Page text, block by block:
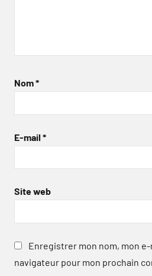
Nom*
E-mail *
Site web
Enregistrer mon nom, mon
navigateur pour mon prochain